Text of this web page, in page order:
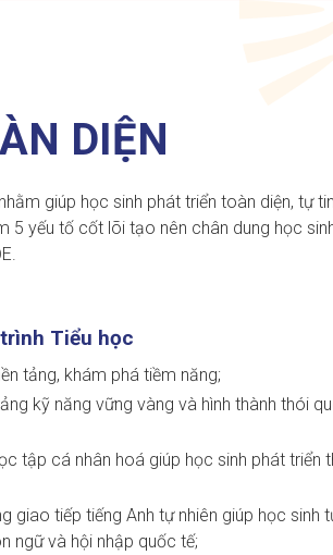
DIỆN
giúp học sinh phát triển toàn diện, tự
5 yếu tố cốt lõi tạo nên chân dung học
Tiểu học
tảng, khám phá tiềm năng;
kỹ năng vững vàng và hình thành thói
tập cá nhân hoá giúp học sinh phát triển
giao tiếp tiếng Anh tự nhiên giúp học sinh
ngữ và hội nhập quốc tế;